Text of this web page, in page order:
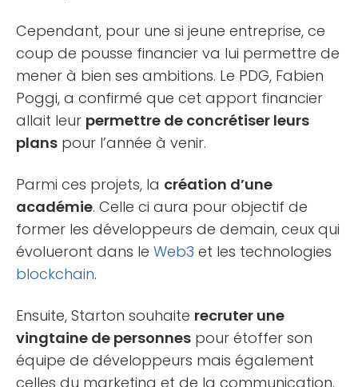
Cependant, pour une si jeune entreprise, ce
coup de pousse financier va lui permettre de
mener à bien ses ambitions. Le PDG, Fabien
Poggi, a confirmé que cet apport financier
allait leur permettre de concrétiser leurs
plans pour l’année à venir.
Parmi ces projets, la création d’une
académie. Celle ci aura pour objectif de
former les développeurs de demain, ceux qui
évolueront dans le Web3 et les technologies
blockchain.
Ensuite, Starton souhaite recruter une
vingtaine de personnes pour étoffer son
équipe de développeurs mais également
celles du marketing et de la communication.